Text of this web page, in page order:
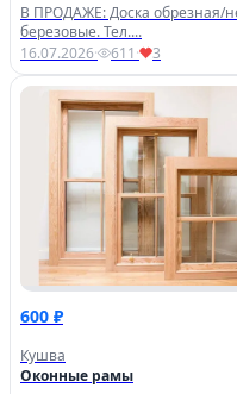
Личный кабинет
Управляйте
В ПРОДАЖЕ: Доска обрезная/
березовые. Тел....
16.07.2026· 611· 3
600 ₽
Кушва
Оконные рамы